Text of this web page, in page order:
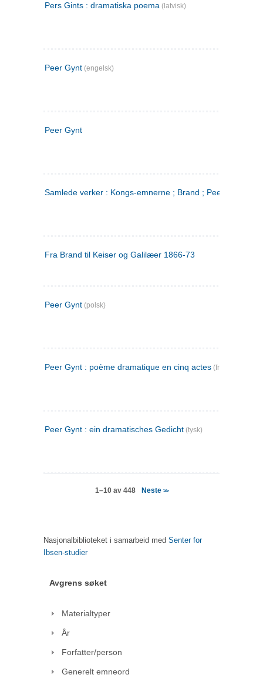
Pers Gints : dramatiska poema (latvisk)
Peer Gynt (engelsk)
Peer Gynt
Samlede verker : Kongs-emnerne ; Brand ; Peer Gynt. 2
Fra Brand til Keiser og Galilæer 1866-73
Peer Gynt (polsk)
Peer Gynt : poème dramatique en cinq actes (fransk)
Peer Gynt : ein dramatisches Gedicht (tysk)
1–10 av 448 Neste >>
Nasjonalbiblioteket i samarbeid med Senter for
Ibsen-studier
Avgrens søket
Materialtyper
År
Forfatter/person
Generelt emneord